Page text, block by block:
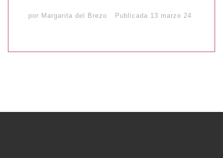
por Margarita del Brezo Publicada 13 marzo 24